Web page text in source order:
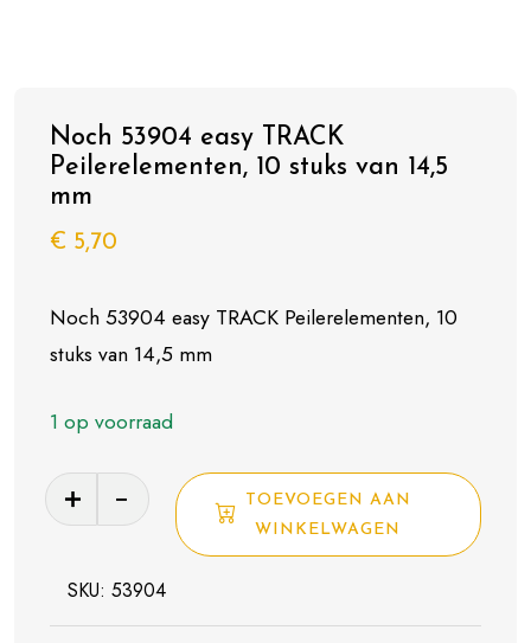
Noch 53904 easy TRACK
Peilerelementen, 10 stuks van 14,5
mm
€ 5,70
Noch 53904 easy TRACK Peilerelementen, 10
stuks van 14,5 mm
1 op voorraad
Noch
53904
TRACK
Peilerelementen,
TOEVOEGEN AAN
WINKELWAGEN
SKU: 53904